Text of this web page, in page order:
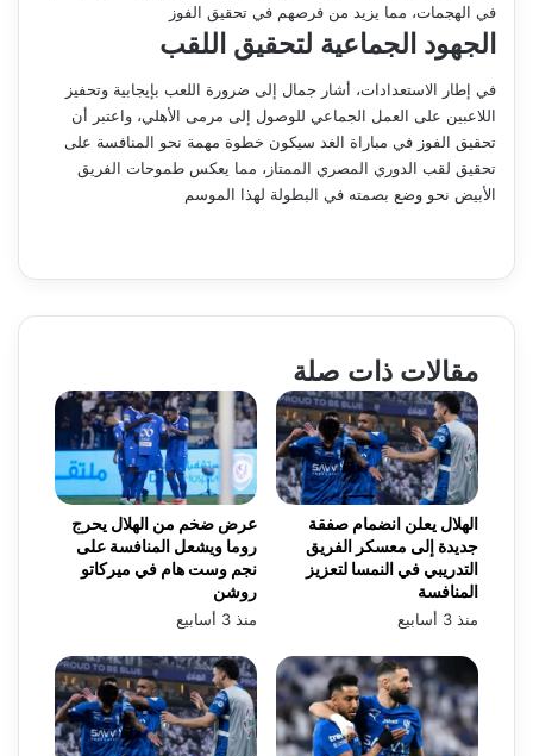
في الهجمات، مما يزيد من فرصهم في تحقيق الفوز
الجهود الجماعية لتحقيق اللقب
في إطار الاستعدادات، أشار جمال إلى ضرورة اللعب بإيجابية وتحفيز
اللاعبين على العمل الجماعي للوصول إلى مرمى الأهلي، واعتبر أن
تحقيق الفوز في مباراة الغد سيكون خطوة مهمة نحو المنافسة على
تحقيق لقب الدوري المصري الممتاز، مما يعكس طموحات الفريق
الأبيض نحو وضع بصمته في البطولة لهذا الموسم
مقالات ذات صلة
عرض ضخم من الهلال يحرج
روما ويشعل المنافسة على
نجم وست هام في ميركاتو
روشن
منذ 3 أسابيع
الهلال يعلن انضمام صفقة
جديدة إلى معسكر الفريق
التدريبي في النمسا لتعزيز
المنافسة
منذ 3 أسابيع